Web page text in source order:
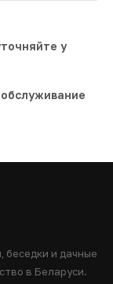
у
беседки и дачные
в Беларуси.